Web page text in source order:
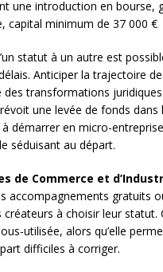
une introduction en bourse,
capital minimum de 37 000 €
statut à un autre est
Anticiper la trajectoire
des transformations
une levée de fonds dans
démarrer en micro-
séduisant au départ.
de Commerce et
accompagnements gratuits
créateurs à choisir leur statut.
utilisée, alors qu’elle
difficiles à corriger.